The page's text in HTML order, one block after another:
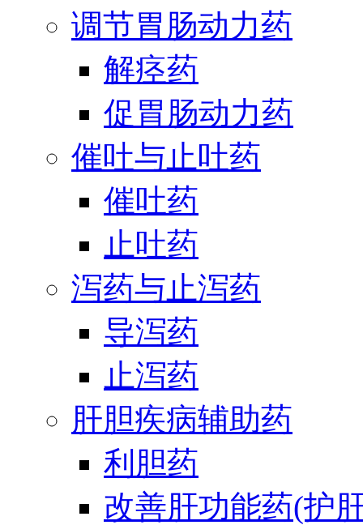
调节胃肠动力药
解痉药
促胃肠动力药
催吐与止吐药
催吐药
止吐药
泻药与止泻药
导泻药
止泻药
肝胆疾病辅助药
利胆药
改善肝功能药(护